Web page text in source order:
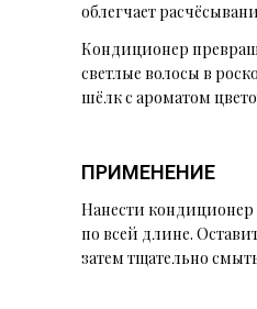
облегчает
Кондиционер
светлые волосы в
шёлк с ароматом
ПРИМЕНЕНИЕ
Нанести
по всей длине.
затем тщательно